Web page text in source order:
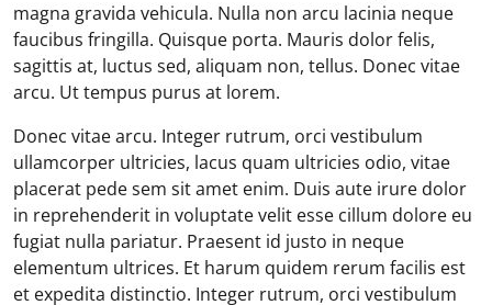
magna gravida vehicula. Nulla non arcu lacinia neque
faucibus fringilla. Quisque porta. Mauris dolor felis,
sagittis at, luctus sed, aliquam non, tellus. Donec vitae
arcu. Ut tempus purus at lorem.
Donec vitae arcu. Integer rutrum, orci vestibulum
ullamcorper ultricies, lacus quam ultricies odio, vitae
placerat pede sem sit amet enim. Duis aute irure dolor
in reprehenderit in voluptate velit esse cillum dolore eu
fugiat nulla pariatur. Praesent id justo in neque
elementum ultrices. Et harum quidem rerum facilis est
et expedita distinctio. Integer rutrum, orci vestibulum